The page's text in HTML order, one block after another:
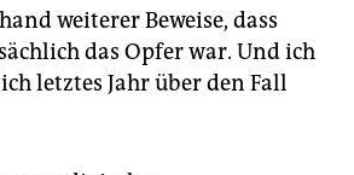
weiterer Beweise, dass
das Opfer war. Und ich
letztes Jahr über den Fall